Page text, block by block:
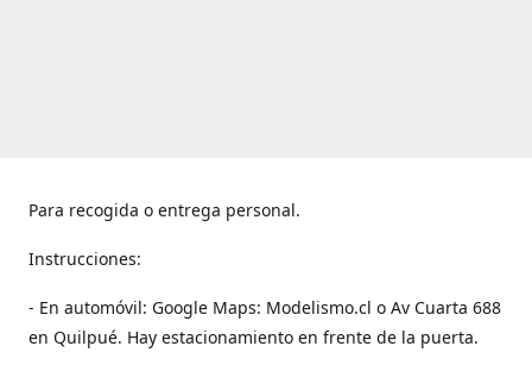
Para recogida o entrega personal.
Instrucciones:
- En automóvil: Google Maps: Modelismo.cl o Av Cuarta 688
en Quilpué. Hay estacionamiento en frente de la puerta.